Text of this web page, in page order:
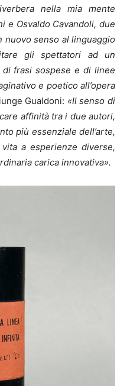
nella mia mente
e Osvaldo Cavandoli, due
nuovo senso al linguaggio
gli spettatori ad un
frasi sospese e di linee
e poetico all’opera
Gualdoni: «Il senso di
affinità tra i due autori,
più essenziale dell’arte,
a esperienze diverse,
carica innovativa».